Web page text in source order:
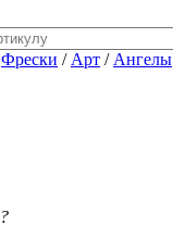
Фрески / Арт / Ангелы
?